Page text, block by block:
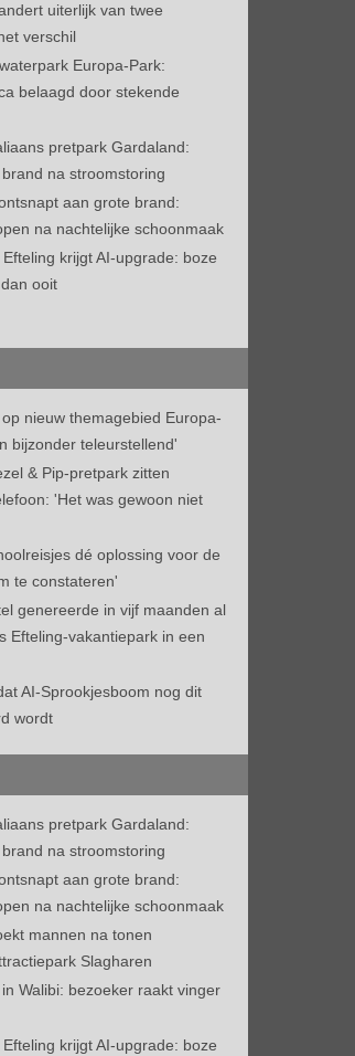
uiterlijk van twee
verschil
Europa-Park:
belaagd door stekende
pretpark Gardaland:
na stroomstoring
aan grote brand:
na nachtelijke schoonmaak
krijgt AI-upgrade: boze
ooit
nieuw themagebied Europa-
bijzonder teleurstellend'
& Pip-pretpark zitten
'Het was gewoon niet
dé oplossing voor de
te constateren'
genereerde in vijf maanden al
Efteling-vakantiepark in een
AI-Sprookjesboom nog dit
wordt
pretpark Gardaland:
na stroomstoring
aan grote brand:
na nachtelijke schoonmaak
mannen na tonen
Slagharen
Walibi: bezoeker raakt vinger
krijgt AI-upgrade: boze